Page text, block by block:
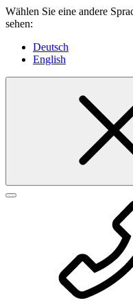
Wählen Sie eine andere
sehen:
Deutsch
English